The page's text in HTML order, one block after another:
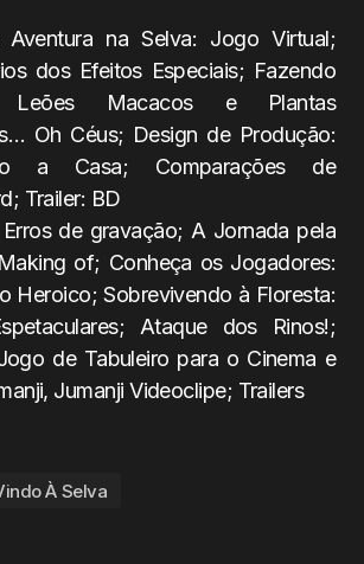
Aventura na Selva: Jogo Virtual;
dos Efeitos Especiais; Fazendo
Leões Macacos e Plantas
Oh Céus; Design de Produção:
a Casa; Comparações de
Trailer: BD
de gravação; A Jornada pela
of; Conheça os Jogadores:
Heroico; Sobrevivendo à Floresta:
Ataque dos Rinos!;
de Tabuleiro para o Cinema e
Jumanji Videoclipe; Trailers
À Selva